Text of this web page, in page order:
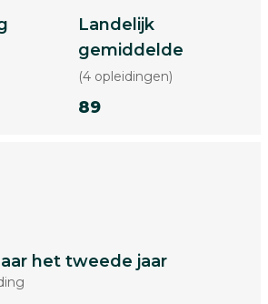
Landelijk
gemiddelde
(4 opleidingen)
89
het tweede jaar